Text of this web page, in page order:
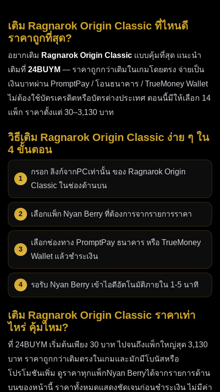
Event ยิ่งคุ้มเป็นพิเศษ
• สมัครสมาชิก 24BUYMเพื่อสะสมแต้มและรับสิทธิ์
พิเศษสำหรับสมาชิก
คำถามที่พบบ่อย (FAQ)
Q: เติมเกม Ragnarok Origin Classic ที่ 24BUYM แล้ว
อีกครั้ง และรอให้ครบ 15 นาที หากยังไม่เข้าให้ติดต่อ
24BUYM ผ่าน LINE @24buym หรือ Facebook พร้อม
แนบสลิปการชำระเงิน
Q: วิธีสร้างลิงก์จาก PC ต้องใช้เวอร์ชันไหน?
เฉพาะ Ragnarok Origin Classic เวอร์ชัน PC เท่านั้น
Q: เติมเกม Ragnarok Origin Classic ที่ 24BUYM
ปลอดภัยไหม?A: ปลอดภัย 100% 24BUYM เป็นบริษัทที่
จดทะเบียนถูกต้องตามกฎหมาย (บริษัท ยี่สิบสี่ บาย เอ็ม
จำกัด) และเป็นตัวแทนจำหน่ายอย่างเป็นทางการ
Q: เติมได้ขั้นต่ำเท่าไหร่?A: สามารถดูราคาแพ็กเกจเริ่ม
ต้นได้ที่หน้าสินค้า Ragnarok Origin Classic บนเว็บ
Q: รองรับทั้ง iOS และ Android ไหม?A: รองรับทั้งสอง
แพลตฟอร์ม เพียงกรอก User ID ในเกมให้ถูกต้อง หรือ
ใช้วิธีสร้างลิงก์ผ่าน PC เพื่อความแม่นยำ
Q: ติดต่อ Support ได้ช่องทางไหน?
A: LINE Official:
@24buym | Facebook: 24BUYM | Email:
เติม Ragnarok Origin Classic ที่ไหนดี
ราคาถูกที่สุด?
อยากเติม Ragnarok Origin Classic แบบคุ้มที่สุด แนะนำ
เติมที่ 24BUYM — ราคาถูกกว่าเติมในเกมโดยตรง จ่ายเป็น
เงินบาทผ่าน PromptPay / โอนธนาคาร / TrueMoney Wallet
ไม่ต้องใช้บัตรเครดิตหรือบัตรต่างประเทศ ตอนนี้มีให้เลือก 14
แพ็ก ราคาตั้งแต่ 30–3,130 บาท
วิธีเติม Ragnarok Origin Classic ง่าย ๆ ใน
4 ขั้นตอน
กรอก ลิงก์จากPCเท่านั้น ของ Ragnarok Origin
Classic ในช่องด้านบน
เลือกแพ็ก Nyan Berry ที่ต้องการจากรายการราคา
เลือกช่องทาง PromptPay ธนาคาร หรือ TrueMoney
Wallet แล้วชำระเงิน
รอรับ Nyan Berry เข้าไอดีอัตโนมัติภายใน 1-5 นาที
เติม Ragnarok Origin Classic ราคาเท่า
ไหร่ คุ้มไหม?
ที่ 24BUYM เริ่มต้นเพียง 30 บาท ไปจนถึงแพ็กใหญ่สุด 3,130
บาท ราคาถูกกว่าเติมตรงในเกมและมักมีโบนัสหรือ
โปรโมชันเพิ่ม ดูราคาทุกแพ็กNyan Berryได้จากรายการด้าน
บนของหน้านี้ ราคาทั้งหมดแสดงชัดเจนก่อนชำระเงิน ไม่มีค่า